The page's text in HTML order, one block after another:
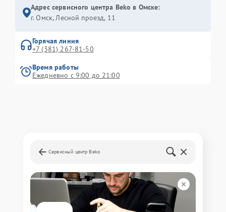
Адрес сервисного центра Beko в Омске:
г. Омск, ​Лесной проезд, 11
Горячая линия
+7 (381) 267-81-50
Время работы
Ежедневно с 9:00 до 21:00
Сервисный центр Beko